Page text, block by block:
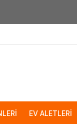
EV ALETLERİ